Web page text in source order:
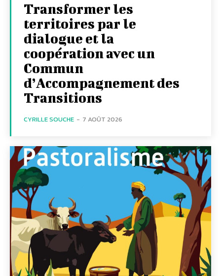
Transformer les
territoires par le
dialogue et la
coopération avec un
Commun
d’Accompagnement des
Transitions
CYRILLE SOUCHE - 7 AOÛT 2026